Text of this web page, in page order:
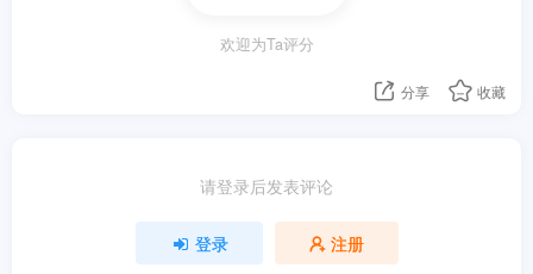
欢迎为Ta评分
分享 收藏
请登录后发表评论
登录 注册